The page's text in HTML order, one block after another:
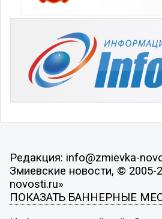
Редакция: info@zmievka-
Змиевские новости, © 2005-
novosti.ru»
ПОКАЗАТЬ БАННЕРНЫЕ